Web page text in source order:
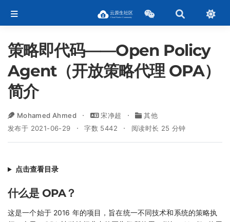
策略即代码——Open Policy
Agent（开放策略代理 OPA）
简介
Mohamed Ahmed 宋净超
其他
发布于 2021-06-29
字数 5442 阅读时长 25 分钟
点击查看目录
什么是 OPA？
这是一个始于 2016 年的项目，旨在统一不同技术和系统的策略执